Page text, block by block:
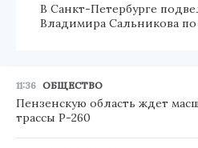
В Санкт-Петербурге
Владимира Сальникова
11:36 ОБЩЕСТВО
Пензенскую область ждет
трассы Р-260